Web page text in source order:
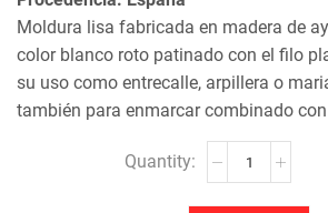
Moldura lisa fabricada en madera de
color blanco roto patinado con el filo
su uso como entrecalle, arpillera o
también para enmarcar combinado